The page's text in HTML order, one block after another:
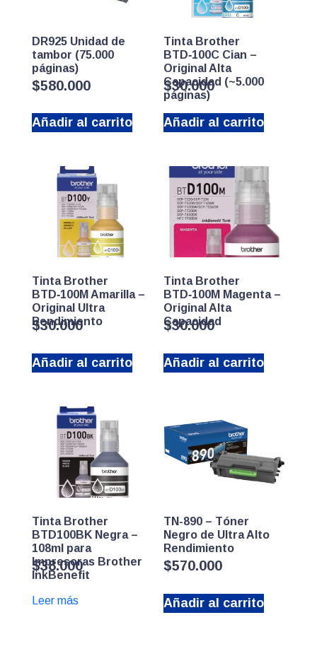
DR925 Unidad de
tambor (75.000
páginas)
$580.000
Añadir al carrito
Tinta Brother
BTD‑100C Cian –
Original Alta
Capacidad (~5.000
páginas)
$30.000
Añadir al carrito
Tinta Brother
BTD‑100M Amarilla –
Original Ultra
Rendimiento
$30.000
Añadir al carrito
Tinta Brother
BTD‑100M Magenta –
Original Alta
Capacidad
$30.000
Añadir al carrito
Tinta Brother
BTD100BK Negra –
108ml para
Impresoras Brother
InkBenefit
$38.000
Leer más
TN-890 – Tóner
Negro de Ultra Alto
Rendimiento
$570.000
Añadir al carrito